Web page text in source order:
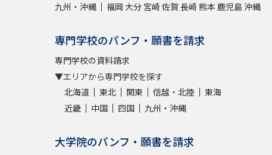
九州・沖縄
福岡 大分 宮崎 佐賀 長崎 熊本 鹿児島沖縄
専門学校のパンフ・願書を請求
専門学校の資料請求
▼エリアから専門学校を探す
北海道
東北 関東 信越・北陸
東海
近畿
中国 四国 九州・沖縄
大学院のパンフ・願書を請求